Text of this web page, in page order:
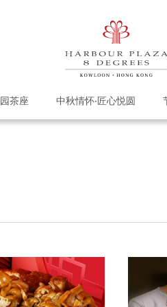
茶座 中秋情怀‧匠心悦圆